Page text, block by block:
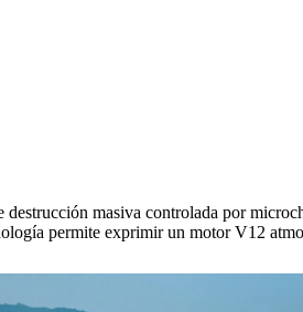
masiva controlada por
permite exprimir un motor V12